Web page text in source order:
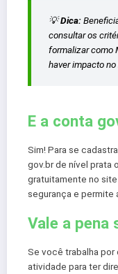
💡Dica:
consultar os
formalizar como
haver impacto no
E a conta
Sim! Para se
gov.br de nível prata
gratuitamente no
segurança e permite
Vale a pena
Se você trabalha por
atividade para ter